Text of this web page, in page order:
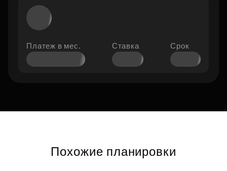
Платеж в мес. Ставка Срок
Похожие планировки